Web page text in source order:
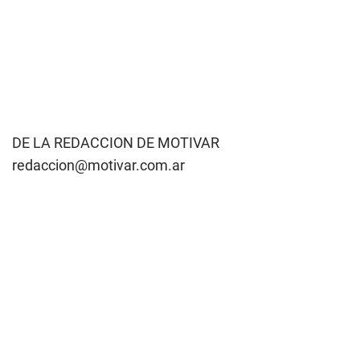
DE LA REDACCION DE MOTIVAR
redaccion@motivar.com.ar